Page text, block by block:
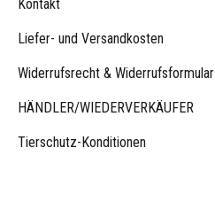
Kontakt
Liefer- und Versandkosten
Widerrufsrecht & Widerrufsformular
HÄNDLER/WIEDERVERKÄUFER
Tierschutz-Konditionen